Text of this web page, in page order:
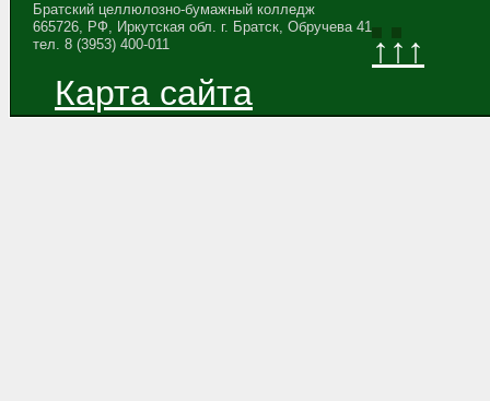
Братский целлюлозно-бумажный колледж
665726, РФ, Иркутская обл. г. Братск, Обручева 41
тел. 8 (3953) 400-011
↑↑↑
Карта сайта